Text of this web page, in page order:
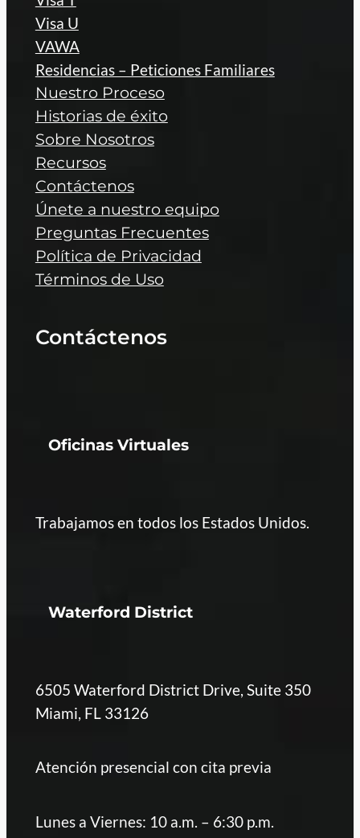
Visa U
VAWA
Residencias – Peticiones Familiares
Nuestro Proceso
Historias de éxito
Sobre Nosotros
Recursos
Contáctenos
Únete a nuestro equipo
Preguntas Frecuentes
Política de Privacidad
Términos de Uso
Contáctenos
Oficinas Virtuales
Trabajamos en todos los Estados Unidos.
Waterford District
6505 Waterford District Drive, Suite 350
Miami, FL 33126
Atención presencial con cita previa
Lunes a Viernes: 10 a.m. – 6:30 p.m.